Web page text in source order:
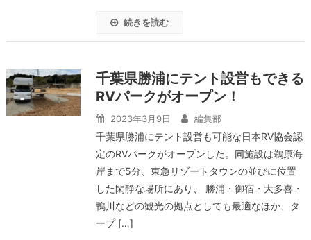
続きを読む
千葉県勝浦にテント設営もできる
RVパークがオープン！
2023年3月9日 編集部
千葉県勝浦にテント設営も可能な日本RV協会認
定のRVパークがオープンした。同施設は鵜原海
岸まで5分、東急リゾートタウンの並びに位置
した閑静な場所にあり、 勝浦・御宿・大多喜・
鴨川などの観光の拠点としても最適なほか、タ
ープ […]